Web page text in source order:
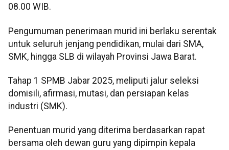
08.00 WIB.
Pengumuman penerimaan murid ini berlaku serentak
untuk seluruh jenjang pendidikan, mulai dari SMA,
SMK, hingga SLB di wilayah Provinsi Jawa Barat.
Tahap 1 SPMB Jabar 2025, meliputi jalur seleksi
domisili, afirmasi, mutasi, dan persiapan kelas
industri (SMK).
Penentuan murid yang diterima berdasarkan rapat
bersama oleh dewan guru yang dipimpin kepala